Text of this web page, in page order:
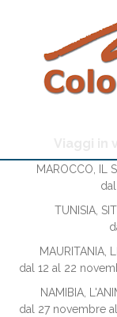
Viaggi
MAROCCO, IL
TUNISIA,
MAURITANIA,
dal 12 al 22
NAMIBIA,
dal 27 novembre